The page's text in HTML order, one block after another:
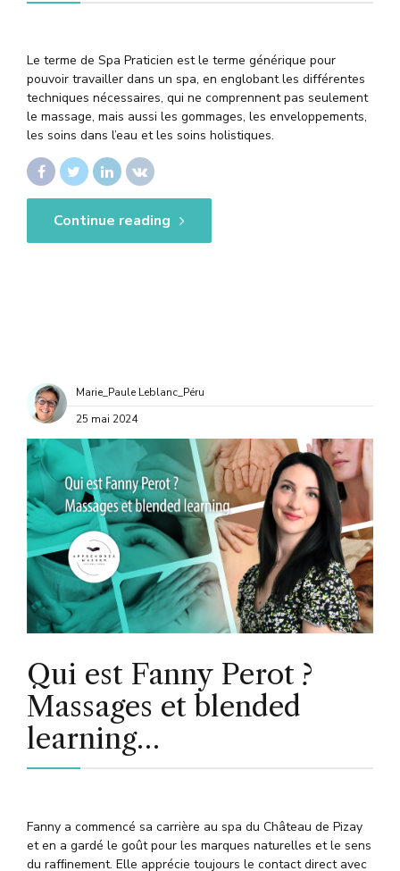
Le terme de Spa Praticien est le terme générique pour
pouvoir travailler dans un spa, en englobant les différentes
techniques nécessaires, qui ne comprennent pas seulement
le massage, mais aussi les gommages, les enveloppements,
les soins dans l’eau et les soins holistiques.
Continue reading
Marie_Paule Leblanc_Péru
25 mai 2024
Qui est Fanny Perot ?
Massages et blended
learning…
Fanny a commencé sa carrière au spa du Château de Pizay
et en a gardé le goût pour les marques naturelles et le sens
du rafﬁnement. Elle apprécie toujours le contact direct avec